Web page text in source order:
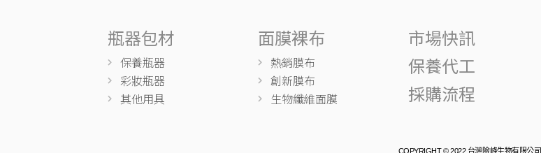
瓶器包材
保養瓶器
彩妝瓶器
其他用具
面膜裸布
熱銷膜布
創新膜布
生物纖維面膜
市場快訊
保養代工
採購流程
COPYRIGHT © 2022 台灣險峰生物有限公司